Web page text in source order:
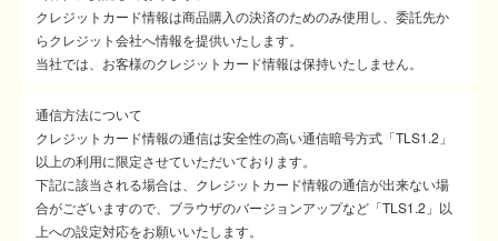
クレジットカード情報は商品購入の決済のためのみ使用し、委託先か
らクレジット会社へ情報を提供いたします。
当社では、お客様のクレジットカード情報は保持いたしません。
通信方法について
クレジットカード情報の通信は安全性の高い通信暗号方式「TLS1.2」
以上の利用に限定させていただいております。
下記に該当される場合は、クレジットカード情報の通信が出来ない場
合がございますので、ブラウザのバージョンアップなど「TLS1.2」以
上への設定対応をお願いいたします。